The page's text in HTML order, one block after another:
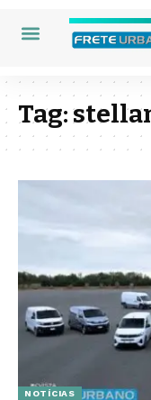
Tag:
NOTÍCIAS